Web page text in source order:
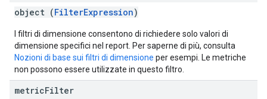
object (FilterExpression)
I filtri di dimensione consentono di richiedere solo valori di
dimensione specifici nel report. Per saperne di più, consulta
Nozioni di base sui filtri di dimensione per esempi. Le metriche
non possono essere utilizzate in questo filtro.
metricFilter